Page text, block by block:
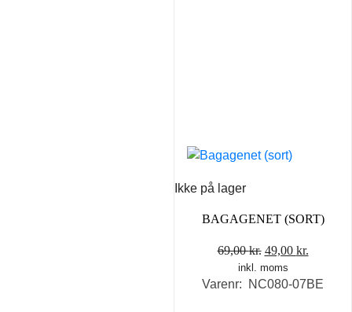
Ikke på lager
BAGAGENET (SORT)
69,00kr. Den
oprindelige
pris
49,00 kr.
pris
inkl. moms
Varenr: NC080-07BE